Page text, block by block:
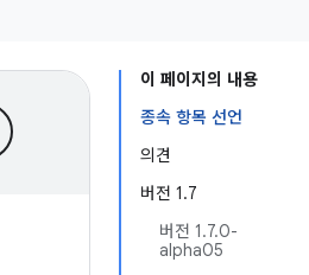
이 페이지의 내용
종속 항목 선언
의견
버전 1.7
버전 1.7.0-
alpha05